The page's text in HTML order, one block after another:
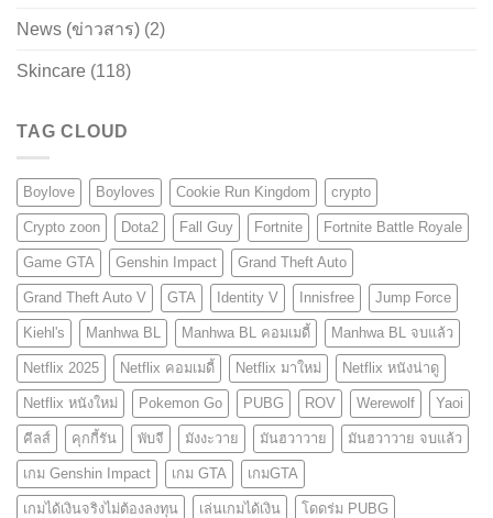
News (ข่าวสาร) (2)
Skincare (118)
TAG CLOUD
Boylove Boyloves Cookie Run Kingdom crypto
Crypto zoon Dota2 Fall Guy Fortnite Fortnite Battle Royale
Game GTA Genshin Impact Grand Theft Auto
Grand Theft Auto V GTA Identity V Innisfree Jump Force
Kiehl's Manhwa BL Manhwa BL คอมเมดี้ Manhwa BL จบแล้ว
Netflix 2025 Netflix คอมเมดี้ Netflix มาใหม่ Netflix หนังน่าดู
Netflix หนังใหม่ Pokemon Go PUBG ROV Werewolf Yaoi
คีลส์ คุกกี้รัน พับจี มังงะวาย มันฮวาวาย มันฮวาวาย จบแล้ว
เกม Genshin Impact เกม GTA เกมGTA
เกมได้เงินจริงไม่ต้องลงทุน เล่นเกมได้เงิน โดดร่ม PUBG